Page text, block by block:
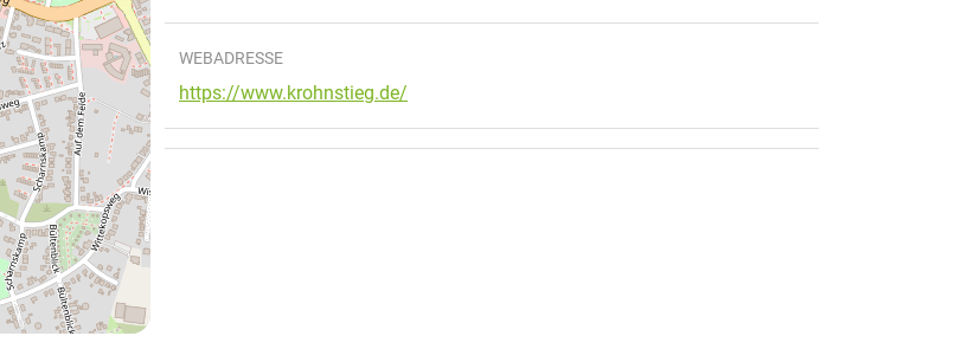
WEBADRESSE
https://www.krohnstieg.de/